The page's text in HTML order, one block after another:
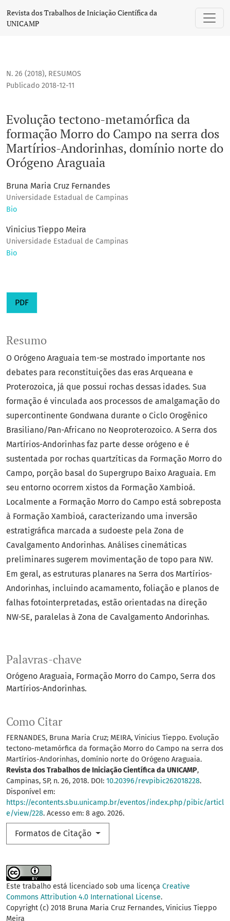
Evolução tectono-metamórfica da formação Morro do
Revista dos Trabalhos de Iniciação Científica da
UNICAMP
N. 26 (2018), RESUMOS
Evolução tectono-metamórfica da
formação Morro do Campo na serra dos
Martírios-Andorinhas, domínio norte do
Orógeno Araguaia
Publicado 2018-12-11
Bruna Maria Cruz Fernandes
Universidade Estadual de Campinas
Bio
Vinicius Tieppo Meira
Universidade Estadual de Campinas
Bio
PDF
Palavras-chave
Orógeno Araguaia Formação Morro do Campo Serra dos
Martírios-Andorinhas.
Como Citar
FERNANDES, Bruna Maria Cruz; MEIRA, Vinicius Tieppo. Evolução
tectono-metamórfica da formação Morro do Campo na serra dos
Martírios-Andorinhas, domínio norte do Orógeno Araguaia.
Revista dos Trabalhos de Iniciação Científica da UNICAMP,
Campinas, SP, n. 26, 2018. DOI: 10.20396/revpibic262018228.
Disponível em:
https://econtents.sbu.unicamp.br/eventos/index.php/pibic/articl
e/view/228. Acesso em: 8 ago. 2026.
Formatos de Citação
Resumo
O Orógeno Araguaia tem-se mostrado importante nos
debates para reconstituições das eras Arqueana e
Proterozoica, já que possui rochas dessas idades. Sua
formação é vinculada aos processos de amalgamação do
supercontinente Gondwana durante o Ciclo Orogênico
Brasiliano/Pan-Africano no Neoproterozoico. A Serra dos
Martírios-Andorinhas faz parte desse orógeno e é
sustentada por rochas quartzíticas da Formação Morro do
Campo, porção basal do Supergrupo Baixo Araguaia. Em
seu entorno ocorrem xistos da Formação Xambioá.
Localmente a Formação Morro do Campo está sobreposta
à Formação Xambioá, caracterizando uma inversão
estratigráfica marcada a sudoeste pela Zona de
Cavalgamento Andorinhas. Análises cinemáticas
preliminares sugerem movimentação de topo para NW.
Em geral, as estruturas planares na Serra dos Martírios-
Andorinhas, incluindo acamamento, foliação e planos de
falhas fotointerpretadas, estão orientadas na direção
NW-SE, paralelas à Zona de Cavalgamento Andorinhas.
Este trabalho está licenciado sob uma licença Creative
Commons Attribution 4.0 International License.
Copyright (c) 2018 Bruna Maria Cruz Fernandes, Vinicius Tieppo
Meira